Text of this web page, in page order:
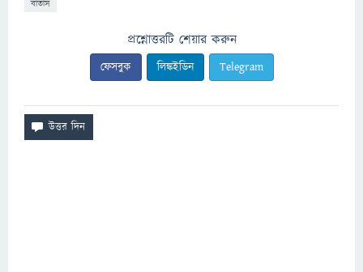
বাতাস
প্রশ্নোত্তরটি শেয়ার করুন
ফেসবুক লিঙ্কইডিন Telegram